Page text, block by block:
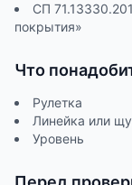
СП
покрытия»
Что
Рулетка
Линейка или
Уровень